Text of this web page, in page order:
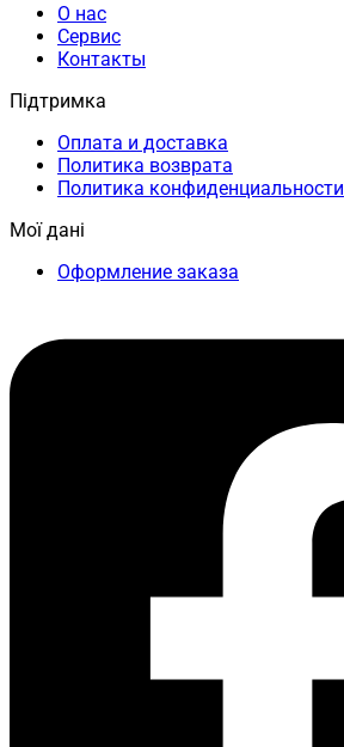
О нас
Сервис
Контакты
Підтримка
Оплата и доставка
Политика возврата
Политика конфиденциальности
Мої дані
Оформление заказа